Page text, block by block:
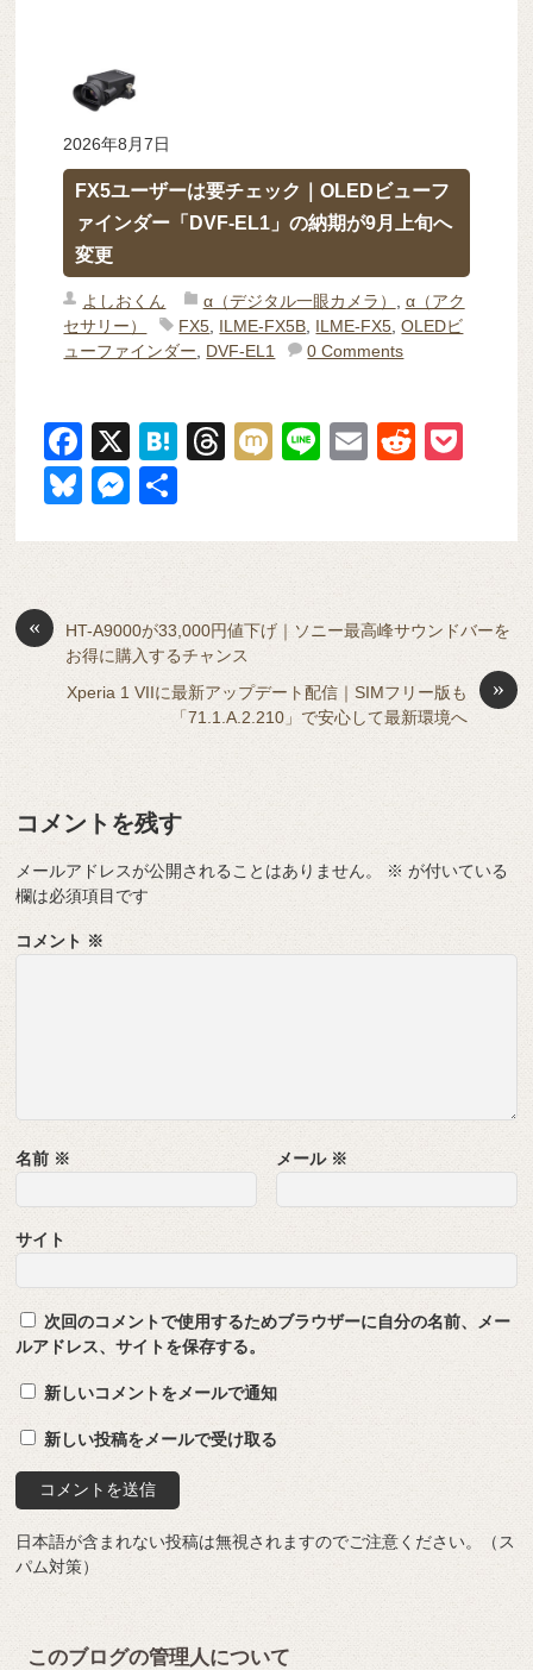
2026年8月7日
FX5ユーザーは要チェック｜OLEDビューフ
ァインダー「DVF-EL1」の納期が9月上旬へ
変更
よしおくん α（デジタル一眼カメラ） , α（アク
セサリー）
FX5, ILME-FX5B, ILME-FX5,OLEDビ
ューファインダー, DVF-EL1 0 Comments
F
a
c
e
o
o
k
X
H
n
T
a
s
M
Li
E
R
di et
Bl
y
M
n
g
er
«
HT-A9000が33,000円値下げ｜ソニー最高峰サウンドバーを
お得に購入するチャンス
»
Xperia 1 VIIに最新アップデート配信｜SIMフリー版も
「71.1.A.2.210」で安心して最新環境へ
コメントを残す
メールアドレスが公開されることはありません。 ※ が付いている
欄は必須項目です
コメント ※
名前 ※ メール ※
サイト
次回のコメントで使用するためブラウザーに自分の名前、メー
ルアドレス、サイトを保存する。
新しいコメントをメールで通知
新しい投稿をメールで受け取る
日本語が含まれない投稿は無視されますのでご注意ください。（ス
パム対策）
このブログの管理人について